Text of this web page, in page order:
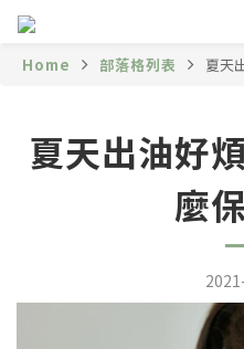
Home 部落格列表 夏天
夏天出油好
麼